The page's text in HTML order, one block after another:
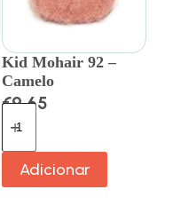
Kid Mohair 92 –
Camelo
€9.65
Adicionar